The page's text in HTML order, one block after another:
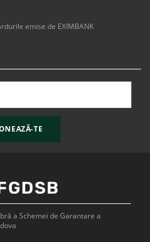
TE
emise de EXIMBANK
a Schemei de Garantare a